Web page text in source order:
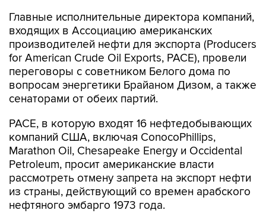
Главные исполнительные директора компаний,
входящих в Ассоциацию американских
производителей нефти для экспорта (Producers
for American Crude Oil Exports, PACE), провели
переговоры с советником Белого дома по
вопросам энергетики Брайаном Дизом, а также
сенаторами от обеих партий.
PACE, в которую входят 16 нефтедобывающих
компаний США, включая ConocoPhillips,
Marathon Oil, Chesapeake Energy и Occidental
Petroleum, просит американские власти
рассмотреть отмену запрета на экспорт нефти
из страны, действующий со времен арабского
нефтяного эмбарго 1973 года.